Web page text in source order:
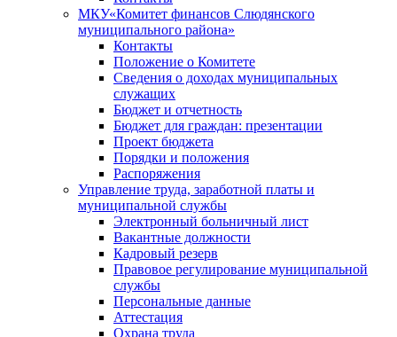
МКУ«Комитет финансов Слюдянского
муниципального района»
Контакты
Положение о Комитете
Сведения о доходах муниципальных
служащих
Бюджет и отчетность
Бюджет для граждан: презентации
Проект бюджета
Порядки и положения
Распоряжения
Управление труда, заработной платы и
муниципальной службы
Электронный больничный лист
Вакантные должности
Кадровый резерв
Правовое регулирование муниципальной
службы
Персональные данные
Аттестация
Охрана труда